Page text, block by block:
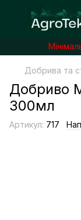
Добрива та
Добриво
300мл
Артикул: 717